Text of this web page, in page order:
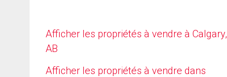
Afficher les propriétés à vendre à Calgary,
AB
Afficher les propriétés à vendre dans